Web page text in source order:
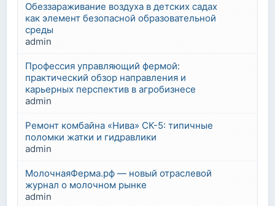
Обеззараживание воздуха в детских садах
как элемент безопасной образовательной
среды
admin
Профессия управляющий фермой:
практический обзор направления и
карьерных перспектив в агробизнесе
admin
Ремонт комбайна «Нива» СК-5: типичные
поломки жатки и гидравлики
admin
МолочнаяФерма.рф — новый отраслевой
журнал о молочном рынке
admin